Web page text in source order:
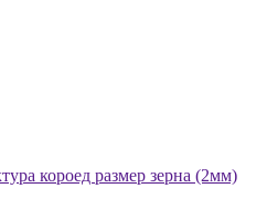
короед размер зерна (2мм)